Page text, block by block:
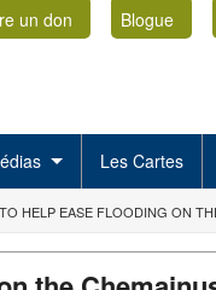
un don Blogue
Les Cartes
HELP EASE FLOODING ON